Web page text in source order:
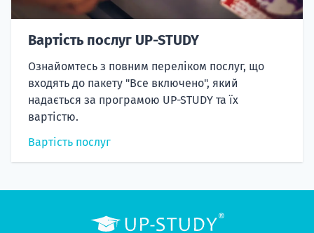
Вартість послуг UP-STUDY
Ознайомтесь з повним переліком послуг, що
входять до пакету "Все включено", який
надається за програмою UP-STUDY та їх
вартістю.
Вартість послуг